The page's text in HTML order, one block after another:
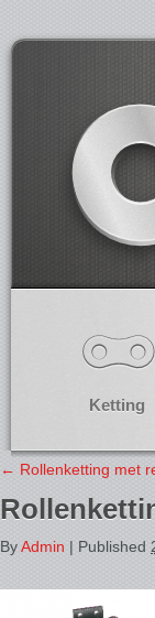
Ketting
← Rollenketting met
ByAdmin | Published